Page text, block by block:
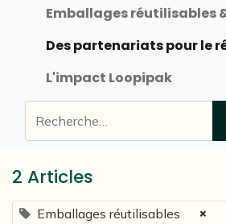
Emballages réutilisables
Des partenariats pour le
L'impact Loopipak
2 Articles
Emballages réutilisables ×